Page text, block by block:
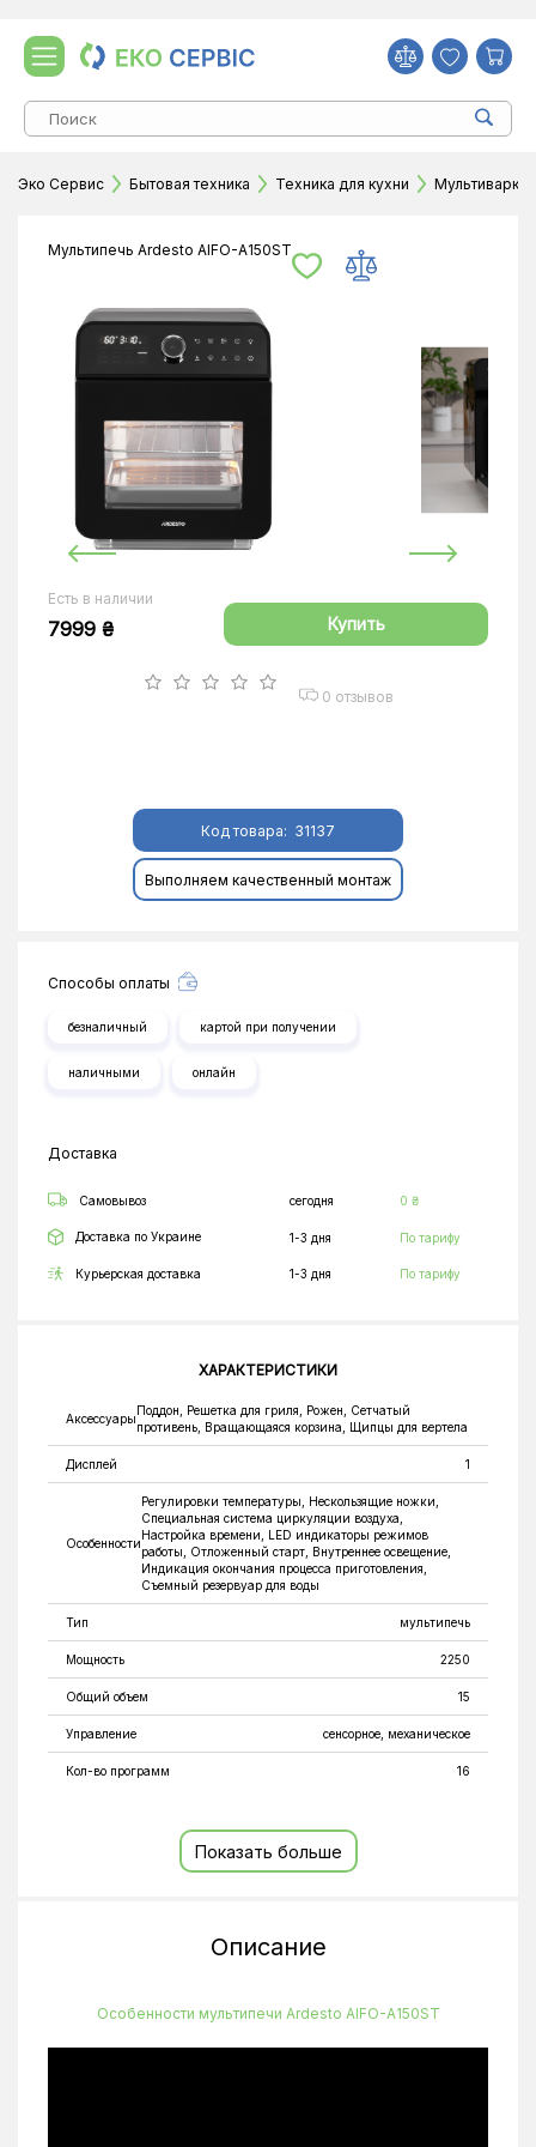
Эко Сервис Бытовая техника Техника для кухни Мультиварки
Мультипечь Ardesto AIFO-A150ST
Есть в наличии
7999 ₴ Купить
0 отзывов
Код товара: 31137
Выполняем качественный монтаж
Способы оплаты
безналичный картой при получении
наличными онлайн
Доставка
Самовывоз сегодня 0 ₴
Доставка по Украине 1-3 дня По тарифу
Курьерская доставка 1-3 дня По тарифу
ХАРАКТЕРИСТИКИ
Аксессуары
Поддон, Решетка для гриля, Рожен, Сетчатый
противень, Вращающаяся корзина, Щипцы для вертела
Дисплей 1
Особенности
Регулировки температуры, Нескользящие ножки,
Специальная система циркуляции воздуха,
Настройка времени, LED индикаторы режимов
работы, Отложенный старт, Внутреннее освещение,
Индикация окончания процесса приготовления,
Съемный резервуар для воды
Тип мультипечь
Мощность 2250
Общий объем 15
Управление сенсорное, механическое
Кол-во программ 16
вращающейся корзины, Функция очистки от накипи
Показать больше
Описание
Особенности мультипечи Ardesto AIFO-A150ST